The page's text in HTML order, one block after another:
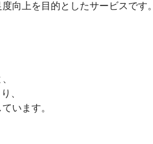
向上を目的としたサービスです。
、
います。